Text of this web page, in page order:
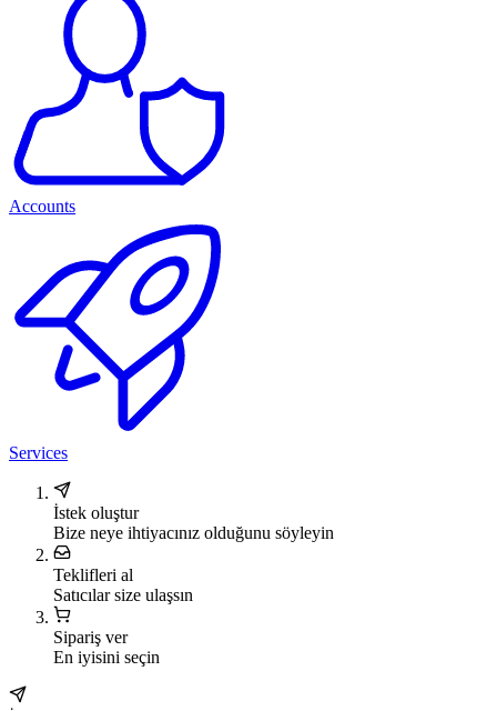
Accounts
Services
İstek oluştur
Bize neye ihtiyacınız olduğunu söyleyin
Teklifleri al
Satıcılar size ulaşsın
Sipariş ver
En iyisini seçin